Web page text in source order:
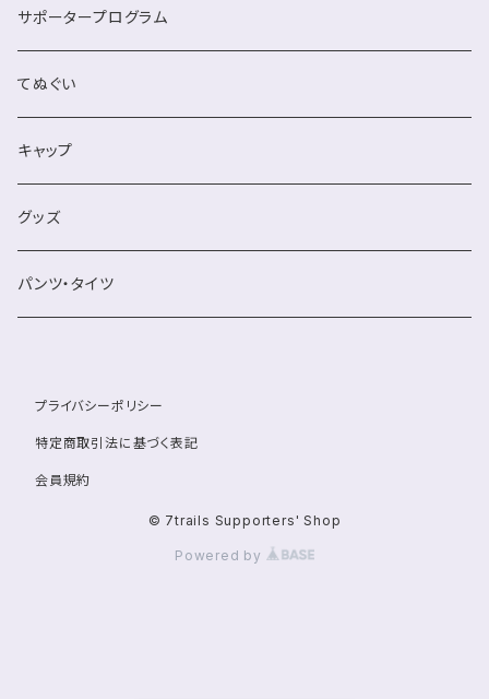
サポータープログラム
てぬぐい
キャップ
グッズ
パンツ・タイツ
プライバシーポリシー
特定商取引法に基づく表記
会員規約
© 7trails Supporters' Shop
Powered by